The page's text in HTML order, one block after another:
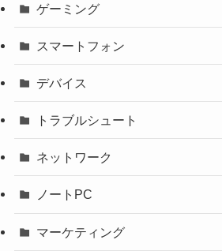
ゲーミング
スマートフォン
デバイス
トラブルシュート
ネットワーク
ノートPC
マーケティング